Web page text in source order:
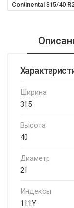
Continental 315/40
Ширина
315
Высота
40
Диаметр
21
Индексы
111Y